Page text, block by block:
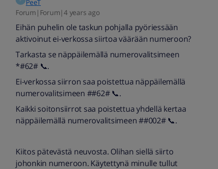
PeeT
Forum|Forum|4 years ago
Eihän puhelin ole taskun pohjalla pyöriessään
aktivoinut ei-verkossa siirtoa väärään numeroon?
Tarkasta se näppäilemällä numerovalitsimeen
*#62# 📞.
Ei-verkossa siirron saa poistettua näppäilemällä
numerovalitsimeen ##62# 📞.
Kaikki soitonsiirrot saa poistettua yhdellä kertaa
näppäilemällä numerovalitsimeen ##002# 📞.
Kiitos pätevästä neuvosta. Olihan siellä siirto
johonkin numeroon. Käytettynä minulle tullut